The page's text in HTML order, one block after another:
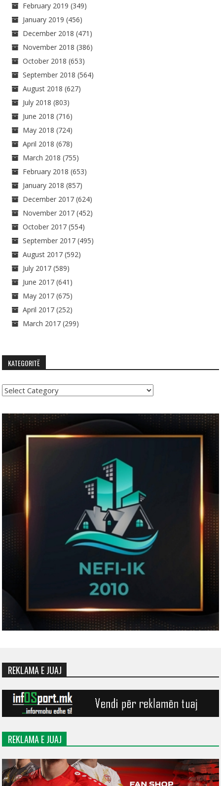
February 2019 (349)
January 2019 (456)
December 2018 (471)
November 2018 (386)
October 2018 (653)
September 2018 (564)
August 2018 (627)
July 2018 (803)
June 2018 (716)
May 2018 (724)
April 2018 (678)
March 2018 (755)
February 2018 (653)
January 2018 (857)
December 2017 (624)
November 2017 (452)
October 2017 (554)
September 2017 (495)
August 2017 (592)
July 2017 (589)
June 2017 (641)
May 2017 (675)
April 2017 (252)
March 2017 (299)
KATEGORITË
Kategoritë
REKLAMA E JUAJ
REKLAMA E JUAJ